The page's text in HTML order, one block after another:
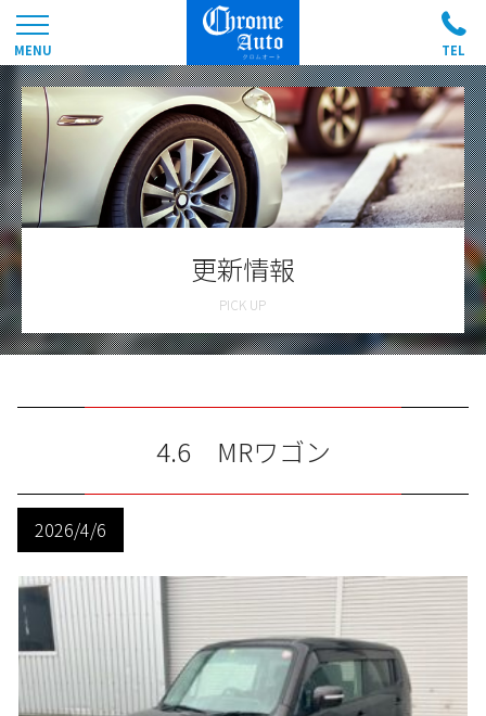
更新情報
4.6 MRワゴン
2026/4/6